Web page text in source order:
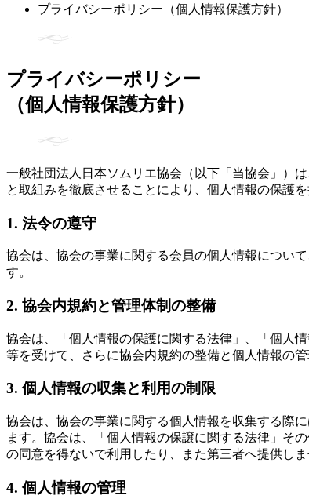
プライバシーポリシー（個人情報保護方針）
プライバシーポリシー
（個人情報保護方針）
一般社団法人日本ソムリエ協会（以下「当協会」）
と取組みを徹底させることにより、個人情報の保護を
1. 法令の遵守
協会は、協会の事業に関する会員の個人情報につい
す。
2. 協会内規約と管理体制の整備
協会は、「個人情報の保護に関する法律」、「個人
等を受けて、さらに協会内規約の整備と個人情報の管
3. 個人情報の収集と利用の制限
協会は、協会の事業に関する個人情報を収集する際
ます。協会は、「個人情報の保譲に関する法律」そ
の同意を得ないで利用したり、また第三者へ提供しま
4. 個人情報の管理